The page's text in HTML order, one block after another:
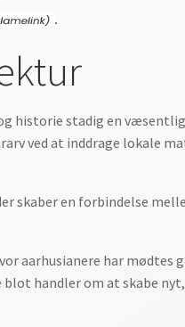
.
historie stadig en
ved at inddrage lokale
skaber en forbindelse
aarhusianere har mødtes
blot handler om at skabe